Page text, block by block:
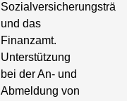
Sozialversicherungsträger
und das
Finanzamt.
Unterstützung
bei der An- und
Abmeldung von